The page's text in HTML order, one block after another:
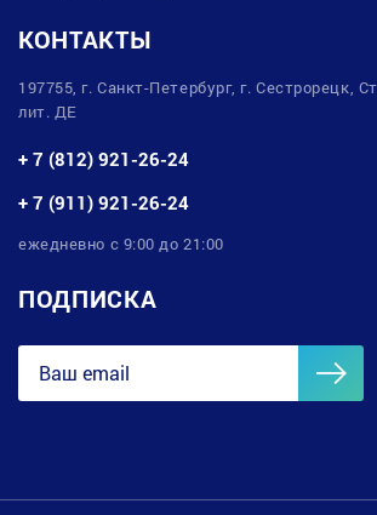
КОНТАКТЫ
197755, г. Санкт-Петербург, г. Сестрорецк,
лит. ДЕ
+ 7 (812) 921-26-24
+ 7 (911) 921-26-24
ежедневно с 9:00 до 21:00
ПОДПИСКА